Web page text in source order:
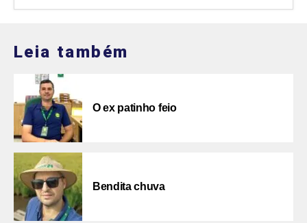
Leia também
O ex patinho feio
Bendita chuva